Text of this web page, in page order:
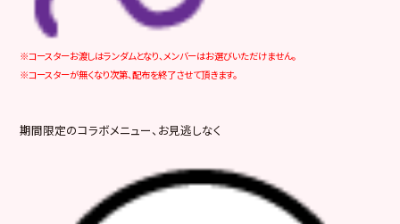
※コースターお渡しはランダムとなり、メンバーはお選びいただけません。
※コースターが無くなり次第、配布を終了させて頂きます。
期間限定のコラボメニュー、お見逃しなく